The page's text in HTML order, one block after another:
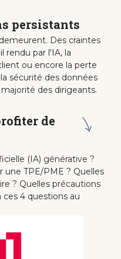
persistants
Des craintes
rendu par l'IA, la
ou encore la perte
sécurité des données
des dirigeants.
de
(IA) générative ?
une TPE/PME ? Quelles
? Quelles précautions
4 questions au